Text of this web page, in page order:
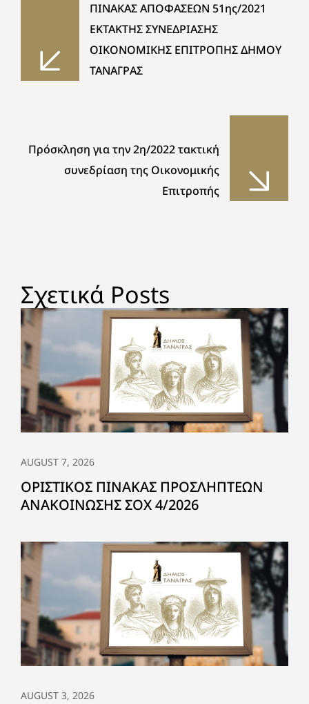
ΠΙΝΑΚΑΣ ΑΠΟΦΑΣΕΩΝ 51ης/2021
ΕΚΤΑΚΤΗΣ ΣΥΝΕΔΡΙΑΣΗΣ
ΟΙΚΟΝΟΜΙΚΗΣ ΕΠΙΤΡΟΠΗΣ ΔΗΜΟΥ
ΤΑΝΑΓΡΑΣ
Πρόσκληση για την 2η/2022 τακτική
συνεδρίαση της Οικονομικής
Επιτροπής
Σχετικά Posts
AUGUST 7, 2026
ΟΡΙΣΤΙΚΟΣ ΠΙΝΑΚΑΣ ΠΡΟΣΛΗΠΤΕΩΝ
ΑΝΑΚΟΙΝΩΣΗΣ ΣΟΧ 4/2026
AUGUST 3, 2026